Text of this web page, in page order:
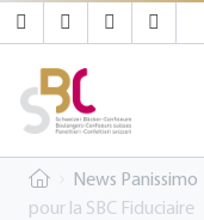
News Panissimo
pour la SBC Fiduciaire